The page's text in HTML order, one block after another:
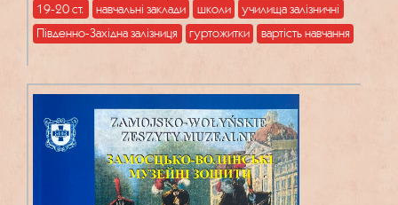
19-20 ст. навчальні заклади школи
училища залізничні
Південно-Західна залізниця
гуртожитки вартість навчання